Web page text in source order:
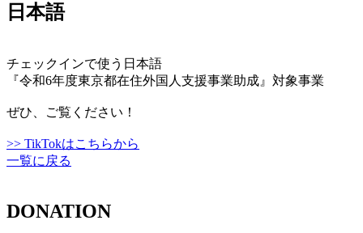
日本語
チェックインで使う日本語
『令和6年度東京都在住外国人支援事業助成』対象事業
ぜひ、ご覧ください！
>> TikTokはこちらから
一覧に戻る
DONATION